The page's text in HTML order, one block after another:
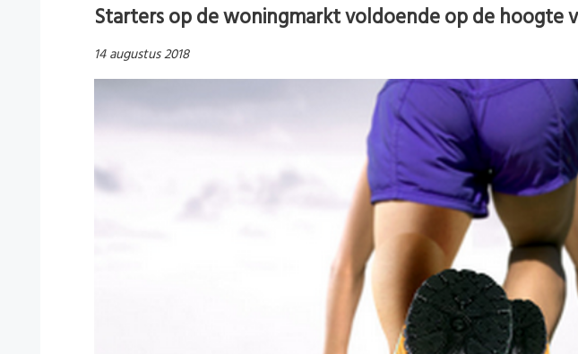
Starters op de woningmarkt voldoende op de hoogte
14 augustus 2018